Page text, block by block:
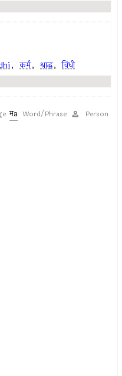
, कर्म, श्राद्ध, विधी
Word/Phrase Person